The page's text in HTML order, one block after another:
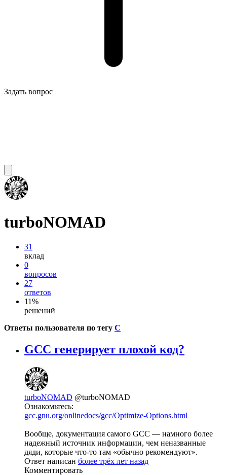
Задать вопрос
turboNOMAD
31
вклад
0
вопросов
27
ответов
11%
решений
Ответы пользователя по тегу C
GCC генерирует плохой код?
turboNOMAD @turboNOMAD
Ознакомьтесь:
gcc.gnu.org/onlinedocs/gcc/Optimize-Options.html
Вообще, документация самого GCC — намного более
надежный источник информации, чем неназванные
дяди, которые что-то там «обычно рекомендуют».
Ответ написан более трёх лет назад
Комментировать